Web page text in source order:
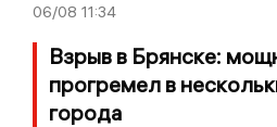
06/08 11:34
Взрыв в Брянске:
прогремел в
города